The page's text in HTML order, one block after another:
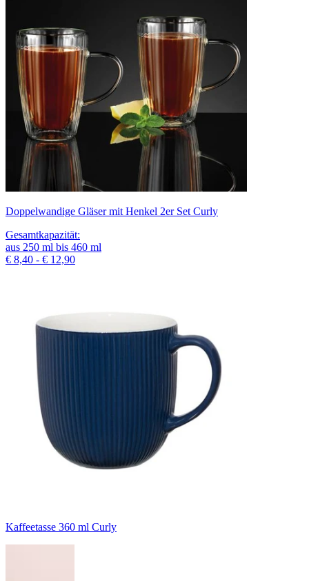
Doppelwandige Gläser mit Henkel 2er Set Curly
Gesamtkapazität:
aus 250 ml bis 460 ml
€ 8,40 - € 12,90
Kaffeetasse 360 ml Curly